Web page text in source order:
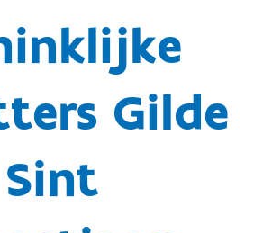
Gilde
Sint